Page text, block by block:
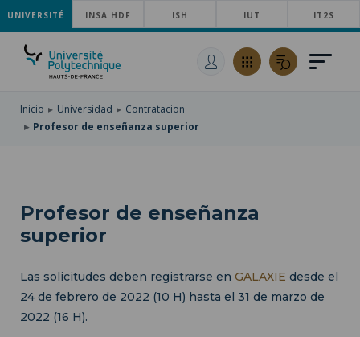
SKIP
TO
MAIN
NAVIGATION
PASAR
AL
CONTENIDO
SKIP
UNIVERSITÉ INSA HDF ISH IUT IT2S
Inicio Universidad
Contratacion
Profesor de enseñanza superior
Profesor de enseñanza
superior
Las solicitudes deben registrarse en GALAXIE desde el
24 de febrero de 2022 (10 H) hasta el 31 de marzo de
2022 (16 H).